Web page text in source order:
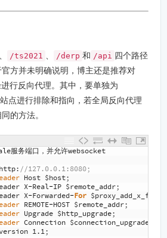
/ts2021 /derp 和 /api 四个路径
方并未明确说明，博主还是推荐对
行反向代理。其中，要单独为
点进行排除和指向，若全局反向代理
的方法。
服务端口，并允许websocket
http://127.0.0.1:8080;
Host $host;
X-Real-IP $remote_addr;
X-Forwarded-For $
REMOTE-HOST $remote_addr;
Upgrade $http_upgrade;
Connection $connection_upgrade
1.1;